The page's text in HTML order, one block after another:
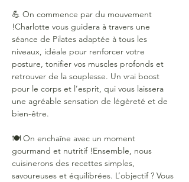
💪 On commence par du mouvement
!Charlotte vous guidera à travers une
séance de Pilates adaptée à tous les
niveaux, idéale pour renforcer votre
posture, tonifier vos muscles profonds et
retrouver de la souplesse. Un vrai boost
pour le corps et l’esprit, qui vous laissera
une agréable sensation de légèreté et de
bien-être.
🍽 On enchaîne avec un moment
gourmand et nutritif !Ensemble, nous
cuisinerons des recettes simples,
savoureuses et équilibrées. L’objectif ? Vous